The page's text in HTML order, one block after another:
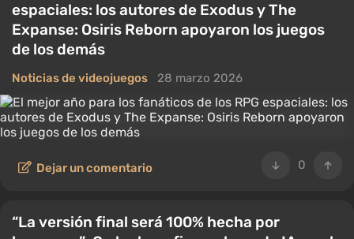
espaciales: los autores de Exodus y The
Expanse: Osiris Reborn apoyaron los juegos
de los demás
Noticias de videojuegos 28 marzo 2026
0
Dejar un comentario
“La versión final será 100% hecha por